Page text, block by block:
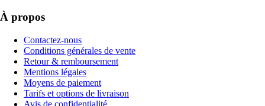
À propos
Contactez-nous
Conditions générales de vente
Retour & remboursement
Mentions légales
Moyens de paiement
Tarifs et options de livraison
Avis de confidentialité